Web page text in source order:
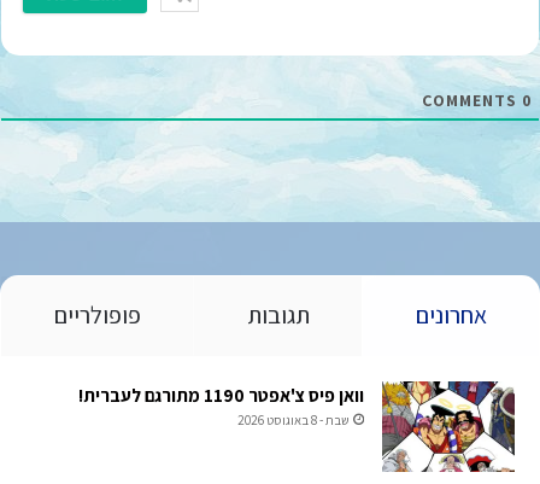
ל
0
אחרונים תגובות פופולריים
וואן פיס צ'אפטר 1190 מתורגם לעברית!
שבת - 8 באוגוסט 2026